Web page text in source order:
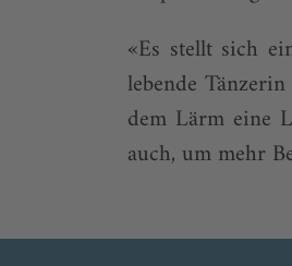
«Es stellt sich
lebende
dem Lärm eine
auch, um mehr